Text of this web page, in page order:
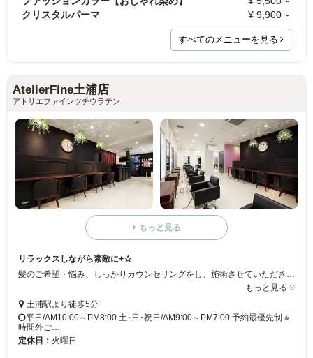
クリスタルパーマ
¥ 9,900～
すべてのメニューを見る
AtelierFine土浦店
アトリエファインツチウラテン
もっと見る
リラックスしながら素敵に+☆
もっと見る
土浦駅より徒歩5分
平日/AM10:00～PM8:00 土･日･祝日/AM9:00～PM7:00 予約最優先制 ※
時間外ご…
定休日： 火曜日